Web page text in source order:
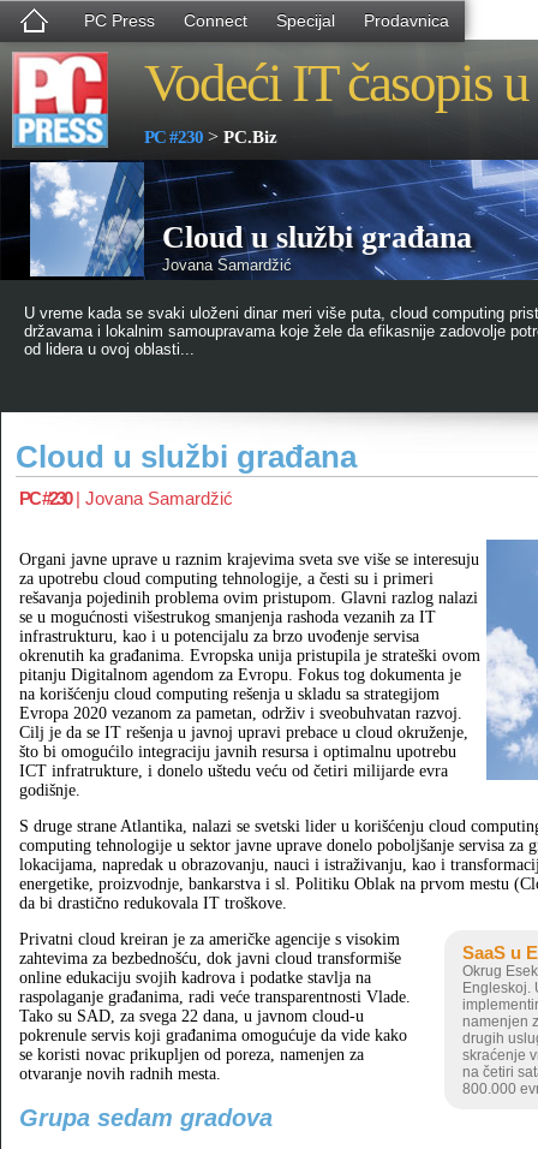
PC Press Connect Specijal Prodavnica
Vodeći IT časopis
PC #230 > PC.Biz
Cloud u službi građana
Jovana Samardžić
U vreme kada se svaki uloženi dinar meri više puta, cloud computing
državama i lokalnim samoupravama koje žele da efikasnije zadovolje
od lidera u ovoj oblasti...
Cloud u službi građana
PC #230| Jovana Samardžić
Organi javne uprave u raznim krajevima sveta sve više se interesuju
za upotrebu cloud computing tehnologije, a česti su i primeri
rešavanja pojedinih problema ovim pristupom. Glavni razlog nalazi
se u mogućnosti višestrukog smanjenja rashoda vezanih za IT
infrastrukturu, kao i u potencijalu za brzo uvođenje servisa
okrenutih ka građanima. Evropska unija pristupila je strateški ovom
pitanju Digitalnom agendom za Evropu. Fokus tog dokumenta je
na korišćenju cloud computing rešenja u skladu sa strategijom
Evropa 2020 vezanom za pametan, održiv i sveobuhvatan razvoj.
Cilj je da se IT rešenja u javnoj upravi prebace u cloud okruženje,
što bi omogućilo integraciju javnih resursa i optimalnu upotrebu
ICT infratrukture, i donelo uštedu veću od četiri milijarde evra
godišnje.
S druge strane Atlantika, nalazi se svetski lider u korišćenju cloud
computing tehnologije u sektor javne uprave donelo poboljšanje servisa za
lokacijama, napredak u obrazovanju, nauci i istraživanju, kao i
energetike, proizvodnje, bankarstva i sl. Politiku Oblak na prvom mestu
da bi drastično redukovala IT troškove.
SaaS u
Okrug
Engleskoj.
namenjen
drugih
skraćenje
na četiri
800.000
Privatni cloud kreiran je za američke agencije s visokim
zahtevima za bezbednošću, dok javni cloud transformiše
online edukaciju svojih kadrova i podatke stavlja na
raspolaganje građanima, radi veće transparentnosti Vlade.
Tako su SAD, za svega 22 dana, u javnom cloud-u
pokrenule servis koji građanima omogućuje da vide kako
se koristi novac prikupljen od poreza, namenjen za
otvaranje novih radnih mesta.
Grupa sedam gradova